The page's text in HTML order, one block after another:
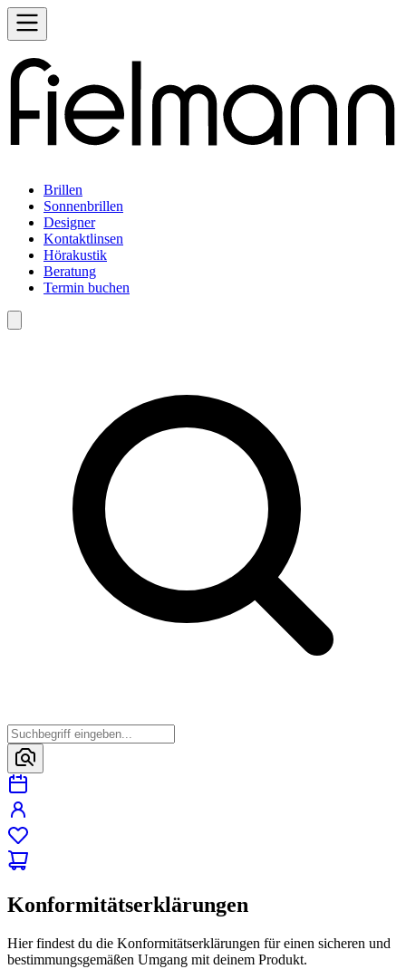
Brillen
Sonnenbrillen
Designer
Kontaktlinsen
Hörakustik
Beratung
Termin buchen
Konformitätserklärungen
Hier findest du die Konformitätserklärungen für einen sicheren und
bestimmungsgemäßen Umgang mit deinem Produkt.